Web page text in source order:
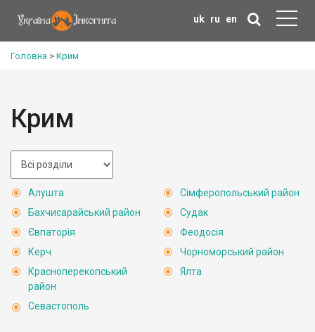
uk ru en
Головна > Крим
Крим
Алушта
Бахчисарайський район
Євпаторія
Керч
Красноперекопський
район
Севастополь
Сімферопольський район
Судак
Феодосія
Чорноморський район
Ялта